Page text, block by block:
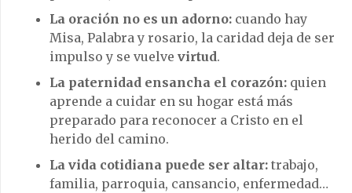
La oración no es un adorno: cuando hay
Misa, Palabra y rosario, la caridad deja de ser
impulso y se vuelve virtud.
La paternidad ensancha el corazón: quien
aprende a cuidar en su hogar está más
preparado para reconocer a Cristo en el
herido del camino.
La vida cotidiana puede ser altar: trabajo,
familia, parroquia, cansancio, enfermedad…